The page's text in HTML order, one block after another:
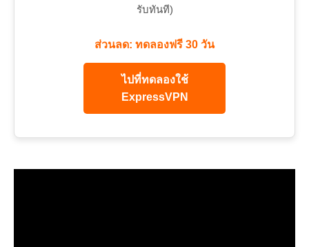
รับทันที)
ส่วนลด: ทดลองฟรี 30 วัน
ไปที่ทดลองใช้
ExpressVPN